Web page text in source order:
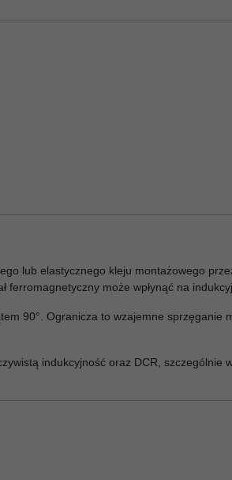
lub elastycznego kleju montażowego
może wpłynąć na
90°. Ogranicza to wzajemne sprzęganie
indukcyjność oraz DCR, szczególnie